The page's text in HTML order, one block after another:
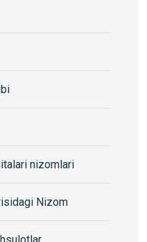
nizomlari
Nizom